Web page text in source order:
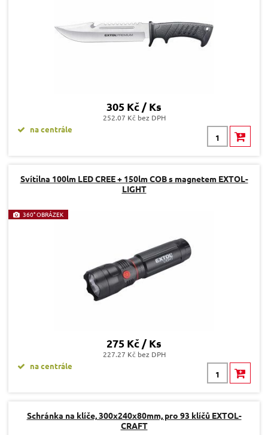
305 Kč / Ks
252.07 Kč bez DPH
na centrále
Svítilna 100lm LED CREE + 150lm COB s magnetem EXTOL-
LIGHT
360° OBRÁZEK
275 Kč / Ks
227.27 Kč bez DPH
na centrále
Schránka na klíče, 300x240x80mm, pro 93 klíčů EXTOL-
CRAFT